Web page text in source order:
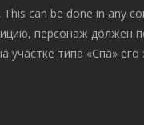
can be done in any
персонаж должен
типа «Спа» его